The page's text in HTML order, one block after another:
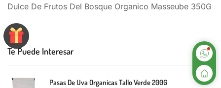
Dulce De Frutos Del Bosque Organico Masseube 350G
Te Puede Interesar
Pasas De Uva Organicas Tallo Verde 200G